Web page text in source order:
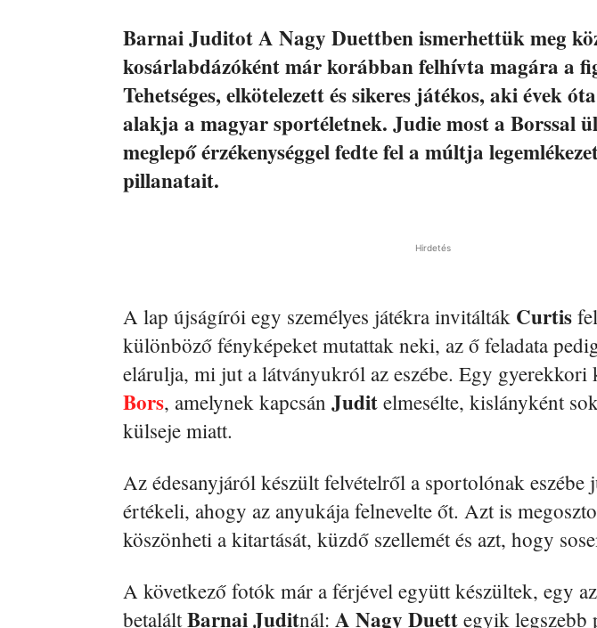
Barnai Juditot A Nagy Duettben ismerhettük meg
kosárlabdázóként már korábban felhívta magára a
Tehetséges, elkötelezett és sikeres játékos, aki évek
alakja a magyar sportéletnek. Judie most a Borssal
meglepő érzékenységgel fedte fel a múltja
pillanatait.
Hirdetés
A lap újságírói egy személyes játékra invitálták Curtis
különböző fényképeket mutattak neki, az ő feladata
elárulja, mi jut a látványukról az eszébe. Egy gyerekkori
Bors, amelynek kapcsán Judit elmesélte, kislányként
külseje miatt.
Az édesanyjáról készült felvételről a sportolónak eszébe
értékeli, ahogy az anyukája felnevelte őt. Azt is
köszönheti a kitartását, küzdő szellemét és azt, hogy
A következő fotók már a férjével együtt készültek, egy
betaláltBarnai Juditnál: A Nagy Duett egyik legszebb